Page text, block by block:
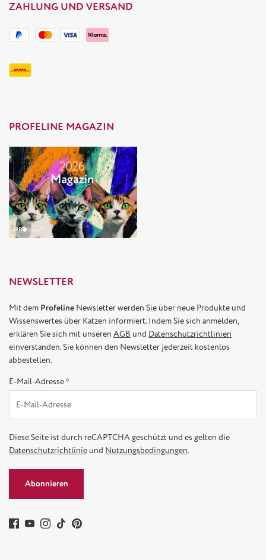
ZAHLUNG UND VERSAND
PROFELINE MAGAZIN
NEWSLETTER
Mit dem Profeline Newsletter werden Sie über neue Produkte und
Wissenswertes über Katzen informiert. Indem Sie sich anmelden,
erklären Sie sich mit unseren AGB und Datenschutzrichtlinien
einverstanden. Sie können den Newsletter jederzeit kostenlos
abbestellen.
E-Mail-Adresse*
Diese Seite ist durch reCAPTCHA geschützt und es gelten die
Datenschutzrichtlinieund Nutzungsbedingungen.
Abonnieren